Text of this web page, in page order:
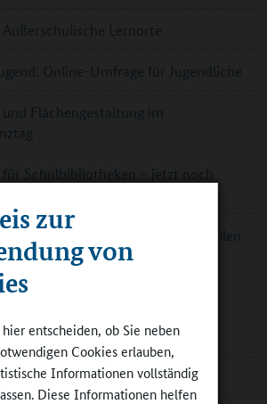
zur
von
entscheiden, ob Sie neben
Cookies erlauben,
Informationen vollständig
Diese Informationen helfen
Lernorte
Online-Umfrage für Jugendliche
Flächengestaltung im
Schulbibliotheken – jetzt noch
Kontaktbörsen für Schulen
– jetzt bewerben!
in Cottbus
in Ganztagsschulen